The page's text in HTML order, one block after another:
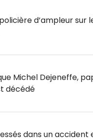
d’ampleur sur
Michel Dejeneffe,
décédé
dans un accident